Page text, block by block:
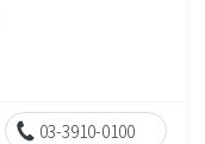
03-3910-0100